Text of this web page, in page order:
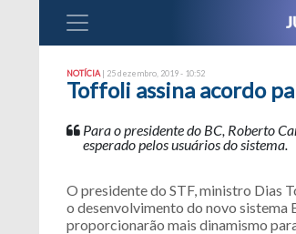
NOTÍCIA | 25 dezembro, 2019 - 10:52
Toffoli assina acordo
Para o presidente do BC, Roberto
esperado pelos usuários do sistema.
O presidente do STF, ministro Dias
o desenvolvimento do novo sistema
proporcionarão mais dinamismo